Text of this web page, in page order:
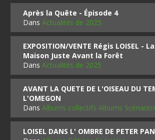
Après la Quête - Épisode 4
DansActualités de 2025
EXPOSITION/VENTE Régis LOISEL -
Maison Juste Avant la Forêt
DansActualités de 2025
AVANT LA QUETE DE L'OISEAU DU
L'OMEGON
DansAlbums collectifs Albums Scénarios
LOISEL DANS L' OMBRE DE PETER PAN